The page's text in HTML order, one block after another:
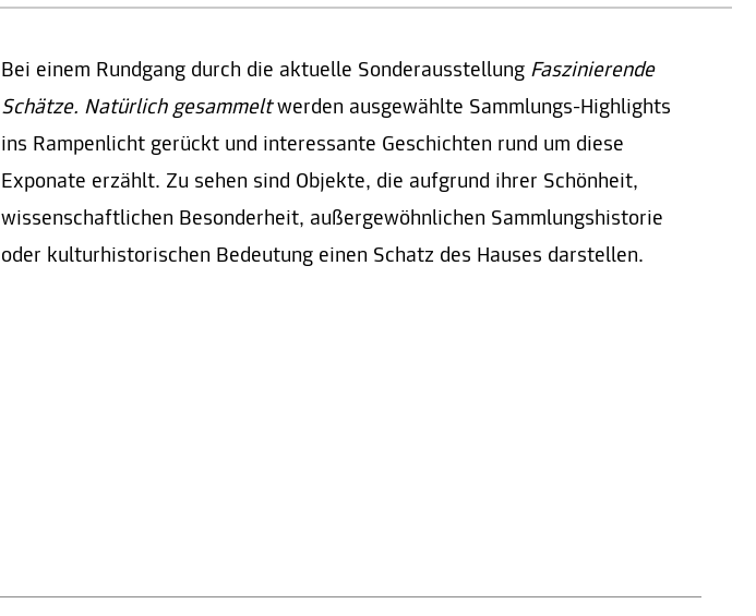
Bei einem Rundgang durch die aktuelle Sonderausstellung Faszinierende
Schätze. Natürlich gesammeltwerden ausgewählte Sammlungs-Highlights
ins Rampenlicht gerückt und interessante Geschichten rund um diese
Exponate erzählt. Zu sehen sind Objekte, die aufgrund ihrer Schönheit,
wissenschaftlichen Besonderheit, außergewöhnlichen Sammlungshistorie
oder kulturhistorischen Bedeutung einen Schatz des Hauses darstellen.